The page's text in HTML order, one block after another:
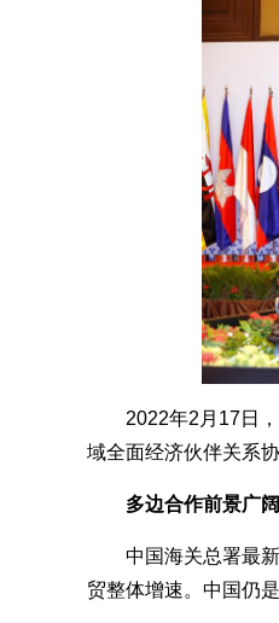
2022年2月17日，
域全面经济伙伴关系
多边合作前景广阔
中国海关总署最新
贸整体增速。中国仍